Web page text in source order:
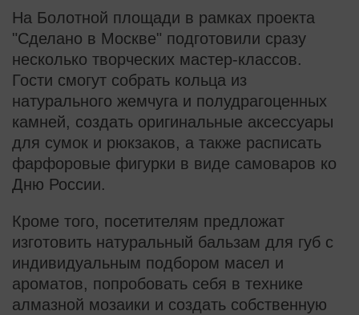
На Болотной площади в рамках проекта
"Сделано в Москве" подготовили сразу
несколько творческих мастер-классов.
Гости смогут собрать кольца из
натурального жемчуга и полудрагоценных
камней, создать оригинальные аксессуары
для сумок и рюкзаков, а также расписать
фарфоровые фигурки в виде самоваров ко
Дню России.
Кроме того, посетителям предложат
изготовить натуральный бальзам для губ с
индивидуальным подбором масел и
ароматов, попробовать себя в технике
алмазной мозаики и создать собственную